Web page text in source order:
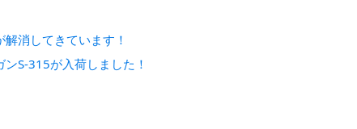
消してきています！
S-315が入荷しました！